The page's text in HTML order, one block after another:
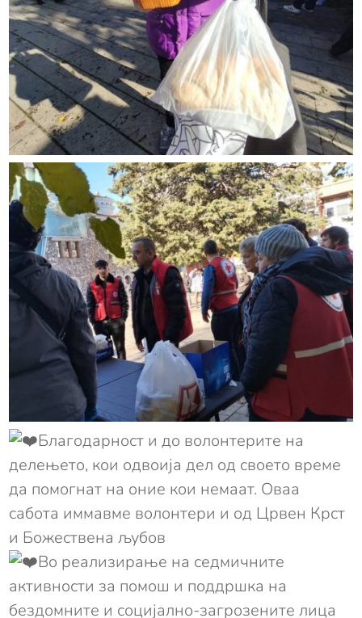
Благодарност и до волонтерите на
делењето, кои одвоија дел од своето време
да помогнат на оние кои немаат. Оваа
сабота иммавме волонтери и од Црвен Крст
и Божествена љубов
Во реализирање на седмичните
активности за помош и поддршка на
бездомните и социјално-загрозените лица